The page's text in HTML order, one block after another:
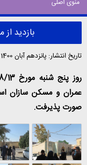
منوی اصلی
بازدید
تاریخ انتشار: پانزدهم آبان 1400
عمران و مسکن سازان
صورت پذیرفت.